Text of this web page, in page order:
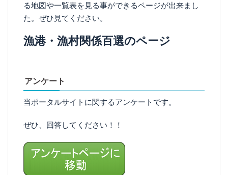
る地図や一覧表を見る事ができるページが出来まし
た。ぜひ見てください。
漁港・漁村関係百選のページ
アンケート
当ポータルサイトに関するアンケートです。
ぜひ、回答してください！！